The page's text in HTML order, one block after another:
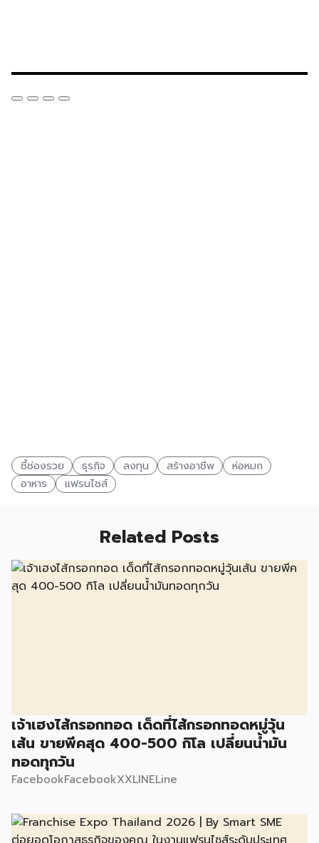
ชี้ช่องรวย ธุรกิจ ลงทุน สร้างอาชีพ
ห่อหมก
อาหาร
แฟรนไชส์
Related Posts
เจ้าเฮงไส้กรอกทอด เด็ดที่ไส้กรอกทอดหมู่วุ้น
เส้น ขายพีคสุด 400-500 กิโล เปลี่ยนน้ำมัน
ทอดทุกวัน
FacebookFacebookXXLINELine